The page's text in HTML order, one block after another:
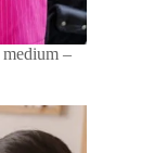
–